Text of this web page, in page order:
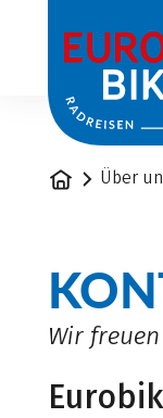
Startseite
Über
Wir